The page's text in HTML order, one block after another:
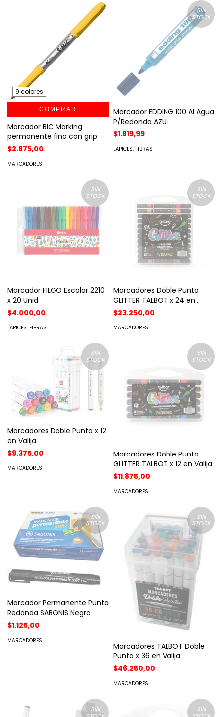
9 colores
COMPRAR
Marcador BIC Marking
permanente fino con grip
$2.875,00
MARCADORES
SIN
STOCK
Marcador EDDING 100 Al Agua
P/Redonda AZUL
$1.819,99
LÁPICES, FIBRAS
SIN
STOCK
Marcador FILGO Escolar 2210
x 20 Unid
$4.000,00
LÁPICES, FIBRAS
SIN
STOCK
Marcadores Doble Punta
GLITTER TALBOT x 24 en
Valija Plastica
$23.250,00
MARCADORES
SIN
STOCK
Marcadores Doble Punta x 12
en Valija
$9.375,00
MARCADORES
SIN
STOCK
Marcadores Doble Punta
GLITTER TALBOT x 12 en Valija
$11.875,00
MARCADORES
SIN
STOCK
Marcador Permanente Punta
Redonda SABONIS Negro
$1.125,00
MARCADORES
SIN
STOCK
Marcadores TALBOT Doble
Punta x 36 en Valija
$46.250,00
MARCADORES
SIN
SIN